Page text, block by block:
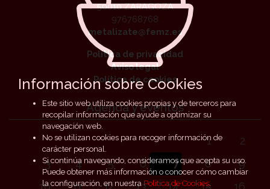
50010 ZARAGOZA
976768768
metalizate@femz.es
Política de privacidad
Aviso legal
Política de cookies
Agenda y eventos
1
2
3
4 5 6 7 8
9
Información sobre Cookies
Este sitio web utiliza cookies propias y de terceros para
recopilar información que ayude a optimizar su
navegación web.
No se utilizan cookies para recoger información de
carácter personal.
Si continúa navegando, consideramos que acepta su uso.
Puede obtener más información o conocer cómo cambiar
la configuración, en nuestraPolítica de Cookies.